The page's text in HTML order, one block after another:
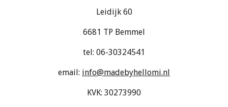
Leidijk 60
6681 TP Bemmel
tel: 06-30324541
email: info@madebyhellomi.nl
KVK: 30273990